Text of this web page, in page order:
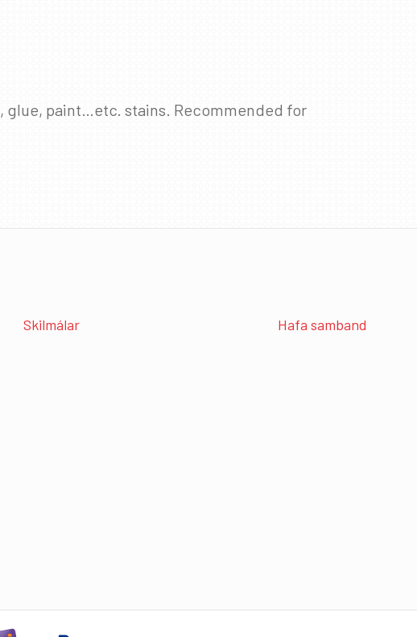
glue, paint…etc. stains. Recommended for
Skilmálar Hafa samband